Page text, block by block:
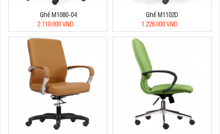
Ghế M1080-04
2.110.000 VNĐ
Ghế M1102D
1.226.000 VNĐ